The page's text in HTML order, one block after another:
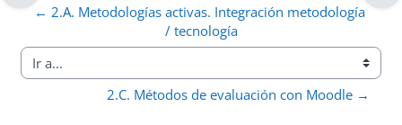
← 2.A. Metodologías activas. Integración metodología
/ tecnología
Ir a...
2.C. Métodos de evaluación con Moodle →